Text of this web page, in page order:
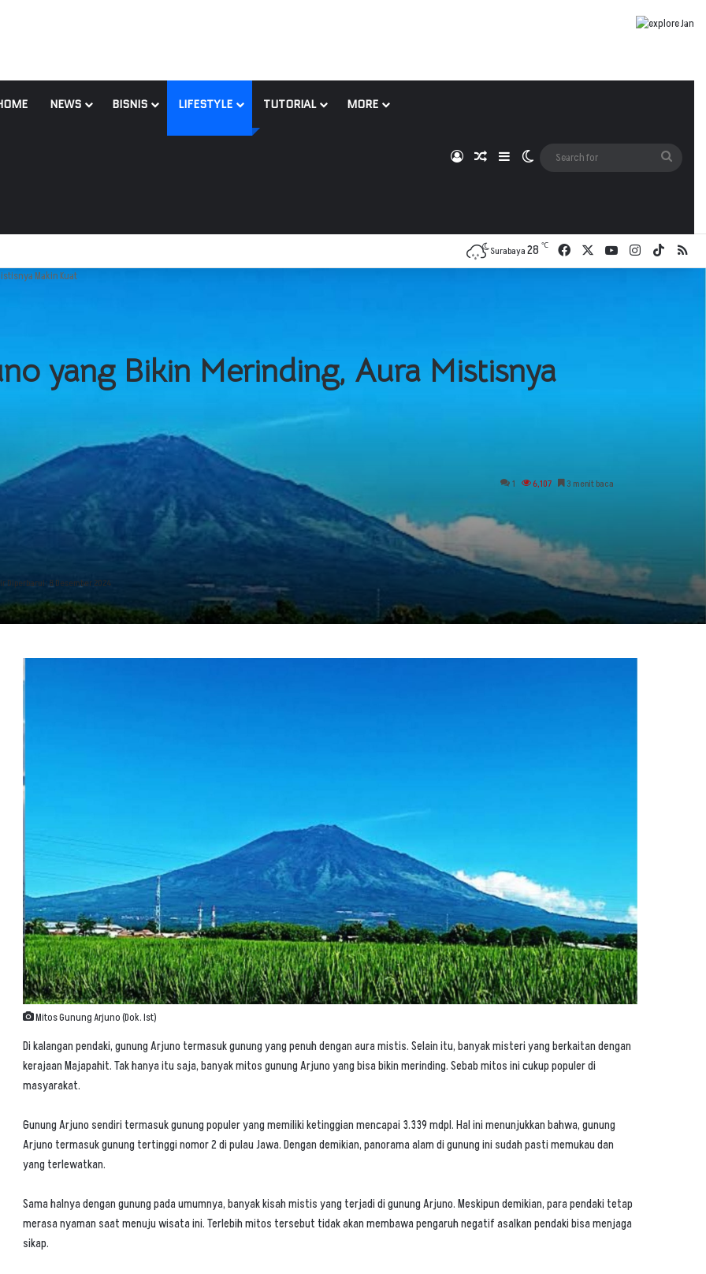
NEWS BISNIS LIFESTYLE TUTORIAL MORE
Log In Random Article
Sidebar Switch skin
Surabaya28 ℃ Facebook YouTubeInstagram
TikTokRSS
Makin Kuat
yang Bikin Merinding, Aura Mistisnya
Diperbarui: 8 Desember 2024
1 6,107 3 menit baca
Mitos Gunung Arjuno (Dok. Ist)
Di kalangan pendaki, gunung Arjuno termasuk gunung yang penuh dengan aura mistis. Selain itu, banyakmisteriyang berkaitan dengan
kerajaan Majapahit. Tak hanya itu saja, banyak mitos gunung Arjuno yang bisa bikin merinding. Sebab mitos ini cukup populer di
masyarakat.
Gunung Arjuno sendiri termasuk gunung populer yang memiliki ketinggian mencapai 3.339 mdpl. Hal ini menunjukkan bahwa, gunung
Arjuno termasuk gunung tertinggi nomor 2 di pulau Jawa. Dengan demikian, panorama alam di gunung ini sudah pasti memukau dan
yang terlewatkan.
Sama halnya dengan gunung pada umumnya, banyak kisahmistisyang terjadi di gunung Arjuno. Meskipun demikian, para pendaki tetap
merasa nyaman saat menuju wisata ini. Terlebih mitos tersebut tidak akan membawa pengaruh negatif asalkan pendaki bisa menjaga
sikap.